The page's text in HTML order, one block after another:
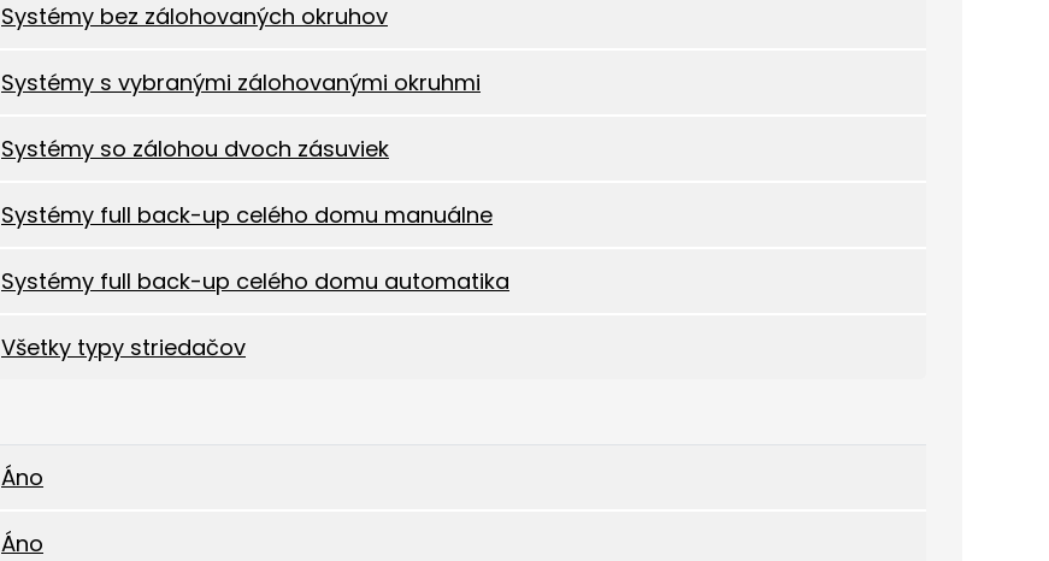
Systémy bez zálohovaných okruhov
Systémy s vybranými zálohovanými okruhmi
Systémy so zálohou dvoch zásuviek
Systémy full back-up celého domu manuálne
Systémy full back-up celého domu automatika
Všetky typy striedačov
Áno
Áno